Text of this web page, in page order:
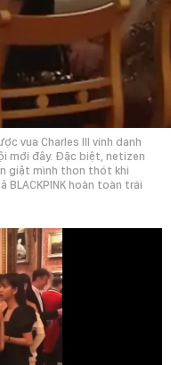
vua Charles III vinh danh
mới đây. Đặc biệt, netizen
giật mình thon thót khi
BLACKPINK hoàn toàn trái